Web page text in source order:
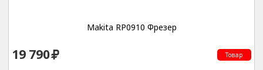
Makita RP0910 Фрезер
19 790 Товар